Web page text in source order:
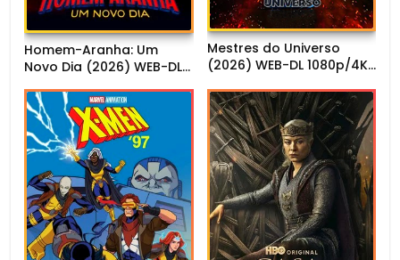
Homem-Aranha: Um
Novo Dia (2026) WEB-DL
Mestres do Universo
(2026) WEB-DL 1080p/4K